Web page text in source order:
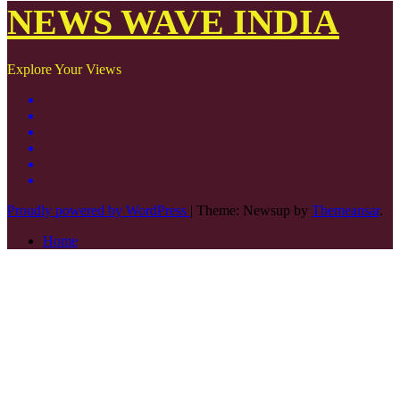
NEWS WAVE INDIA
Explore Your Views
Proudly powered by WordPress | Theme: Newsup by Themeansar.
Home